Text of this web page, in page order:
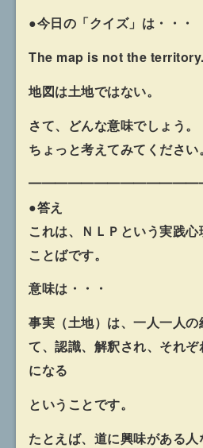
●今日の「クイズ」は・・・
The map is not the territory.
地図は土地ではない。
さて、どんな意味でしょう。
ちょっと考えてみてください。
●答え
これは、ＮＬＰという実践
ことばです。
意味は・・・
事実（土地）は、一人一人
て、認識、解釈され、それぞ
になる
ということです。
たとえば、道に興味がある